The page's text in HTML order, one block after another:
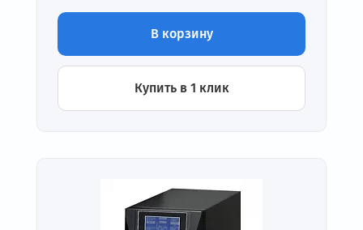
В корзину
Купить в 1 клик